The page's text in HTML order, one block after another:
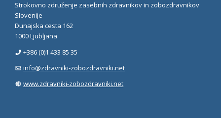
Strokovno združenje zasebnih zdravnikov in zobozdravnikov
Slovenije
Dunajska cesta 162
1000 Ljubljana
+386 (0)1 433 85 35
info@zdravniki-zobozdravniki.net
www.zdravniki-zobozdravniki.net